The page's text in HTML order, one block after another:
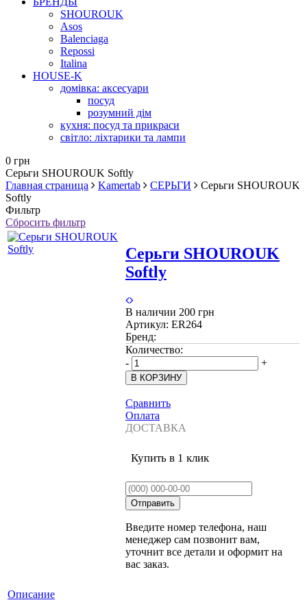
SHOUROUK
Asos
Balenciaga
Repossi
Italina
HOUSE-K
домівка: аксесуари
посуд
розумний дім
кухня: посуд та прикраси
світло: ліхтарики та лампи
0 грн
Серьги SHOUROUK Softly
Главная страница
Kamertab СЕРЬГИ
Серьги SHOUROUK
Softly
Фильтр
Сбросить фильтр
Серьги SHOUROUK
Softly
В наличии 200 грн
Артикул: ER264
Бренд:
Количество:
-
+
Сравнить
Оплата
ДОСТАВКА
Купить в 1 клик
Введите номер телефона, наш
менеджер сам позвонит вам,
уточнит все детали и оформит на
вас заказ.
Описание